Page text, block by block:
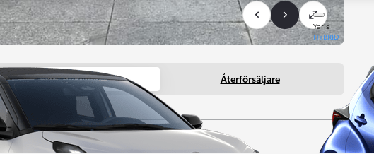
Yaris
HYBRID
Fakta om bilen Återförsäljare
Bränsle
Typ av bil